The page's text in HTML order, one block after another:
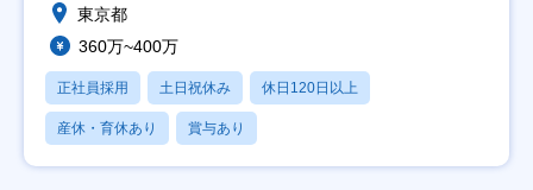
東京都
360万~400万
正社員採用 土日祝休み 休日120日以上
産休・育休あり 賞与あり